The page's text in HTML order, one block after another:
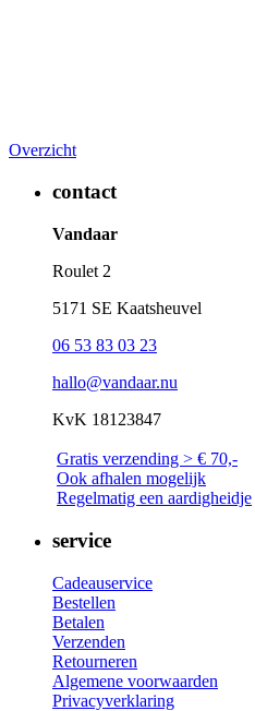
Overzicht
contact
Vandaar
Roulet 2
5171 SE Kaatsheuvel
06 53 83 03 23
hallo@vandaar.nu
KvK 18123847
Gratis verzending > € 70,-
Ook afhalen mogelijk
Regelmatig een aardigheidje
service
Cadeauservice
Bestellen
Betalen
Verzenden
Retourneren
Algemene voorwaarden
Privacyverklaring